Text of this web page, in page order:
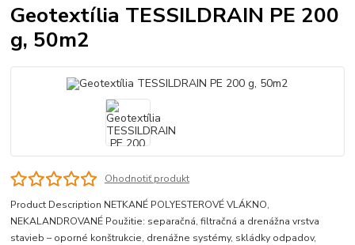
Geotextília TESSILDRAIN PE 200
g, 50m2
Ohodnotiť produkt
Product Description NETKANÉ POLYESTEROVÉ VLÁKNO,
NEKALANDROVANÉ Použitie: separačná, filtračná a drenážna vrstva
stavieb – oporné konštrukcie, drenážne systémy, skládky odpadov,